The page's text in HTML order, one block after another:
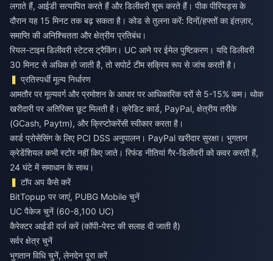
लगाते हैं, आईडी सत्यापित करते हैं और डिलीवरी शुरू करते हैं। पीक पीरियड्स के
दौरान यह 15 मिनट तक बढ़ सकता है। कोड से तुलना करें: दिनों/हफ्तों का इंतज़ार,
समाप्ति की अनिश्चितता और क्षेत्रीय प्रतिबंध।
रियल-टाइम डिलीवरी स्टेटस ट्रैकिंग। UC आने पर ईमेल पुष्टिकरण। यदि डिलीवरी
30 मिनट से अधिक हो जाती है, तो सपोर्ट टीम सक्रिय रूप से जांच करती है।
प्रतिस्पर्धी मूल्य निर्धारण
आमतौर पर मूल्यवर्ग और प्रमोशन के आधार पर आधिकारिक दरों से 5-15% कम। थोक
खरीदारी पर अतिरिक्त छूट मिलती है। क्रेडिट कार्ड, PayPal, क्षेत्रीय तरीके
(GCash, Paytm), और क्रिप्टोकरेंसी स्वीकार करता है।
कार्ड प्रोसेसिंग के लिए PCI DSS अनुपालन। PayPal खरीदार सुरक्षा। भुगतान
क्रेडेंशियल कभी स्टोर नहीं किए जाते। रिफंड नीतियां गैर-डिलीवरी को कवर करती हैं,
24 घंटे में समाधान के साथ।
टॉप अप कैसे करें
BitTopup पर जाएं, PUBG Mobile चुनें
UC पैकेज चुनें (60-8,100 UC)
कैरेक्टर आईडी दर्ज करें (कॉपी-पेस्ट की सलाह दी जाती है)
सर्वर क्षेत्र चुनें
भुगतान विधि चुनें, लेनदेन पूरा करें